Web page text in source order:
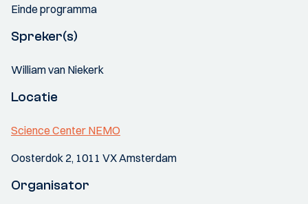
Einde programma
Spreker(s)
William van Niekerk
Locatie
Science Center NEMO
Oosterdok 2, 1011 VX Amsterdam
Organisator